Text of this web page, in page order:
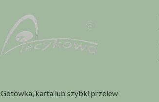
Gotówka, karta lub szybki przelew